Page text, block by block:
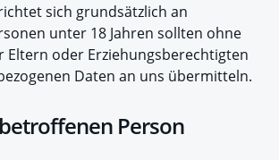
sich grundsätzlich an
unter 18 Jahren sollten ohne
Eltern oder Erziehungsberechtigten
Daten an uns übermitteln.
Person